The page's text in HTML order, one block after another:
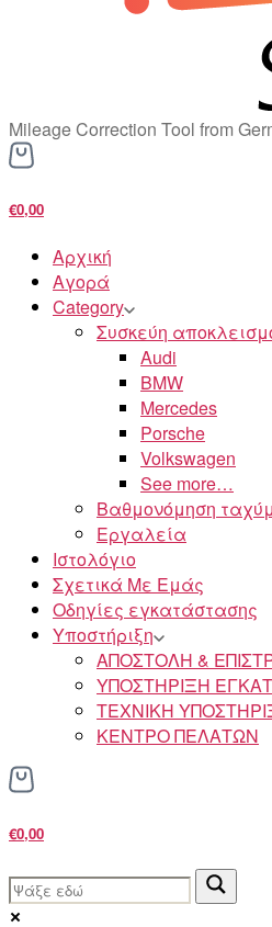
Mileage Correction Tool from
€0,00
Αρχική
Αγορά
Category
Συσκεύη
Audi
BMW
Mercedes
Porsche
Volkswagen
See more…
Βαθμονόμηση
Εργαλεία
Ιστολόγιο
Σχετικά Με Εμάς
Οδηγίες εγκατάστασης
Υποστήριξη
ΑΠΟΣΤΟΛΗ &
ΥΠΟΣΤΗΡΙΞΗ
ΤΕΧΝΙΚΗ
ΚΕΝΤΡΟ ΠΕΛΑΤΩΝ
€0,00